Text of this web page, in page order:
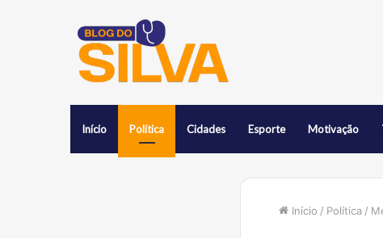
Início Política Cidades Esporte Motivação
Início / Política /